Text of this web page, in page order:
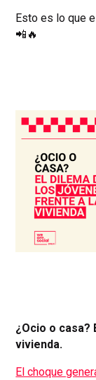
Esto es lo que
📲🔥
¿Ocio o casa?
vivienda.
El choque